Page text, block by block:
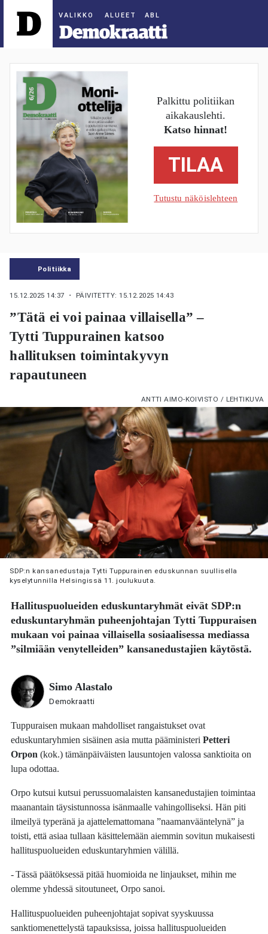
ALUEET
Palkittu politiikan
aikakauslehti.
Katso hinnat!
TILAA
Tutustu näköislehteen
Politiikka
15.12.2025 14:37 ・ PÄIVITETTY: 15.12.2025 14:43
”Tätä ei voi painaa villaisella” –
Tytti Tuppurainen katsoo
hallituksen toimintakyvyn
rapautuneen
ANTTI AIMO-KOIVISTO / LEHTIKUVA
SDP:n kansanedustaja Tytti Tuppurainen eduskunnan suullisella
kyselytunnilla Helsingissä 11. joulukuuta.
Hallituspuolueiden eduskuntaryhmät eivät SDP:n
eduskuntaryhmän puheenjohtajanTytti Tuppuraisen
mukaan voi painaa villaisella sosiaalisessa mediassa
”silmiään venytelleiden” kansanedustajien käytöstä.
Simo Alastalo
Demokraatti
Tuppuraisen mukaan mahdolliset rangaistukset ovat
eduskuntaryhmien sisäinen asia mutta pääministeri Petteri
Orpon (kok.) tämänpäiväisten lausuntojen valossa sanktioita on
lupa odottaa.
Orpo kutsui kutsui perussuomalaisten kansanedustajien toimintaa
maanantain täysistunnossa isänmaalle vahingolliseksi. Hän piti
ilmeilyä typeränä ja ajattelemattomana ”naamanvääntelynä” ja
toisti, että asiaa tullaan käsittelemään aiemmin sovitun mukaisesti
hallituspuolueiden eduskuntaryhmien välillä.
- Tässä päätöksessä pitää huomioida ne linjaukset, mihin me
olemme yhdessä sitoutuneet, Orpo sanoi.
Hallituspuolueiden puheenjohtajat sopivat syyskuussa
sanktiomenettelystä tapauksissa, joissa hallituspuolueiden